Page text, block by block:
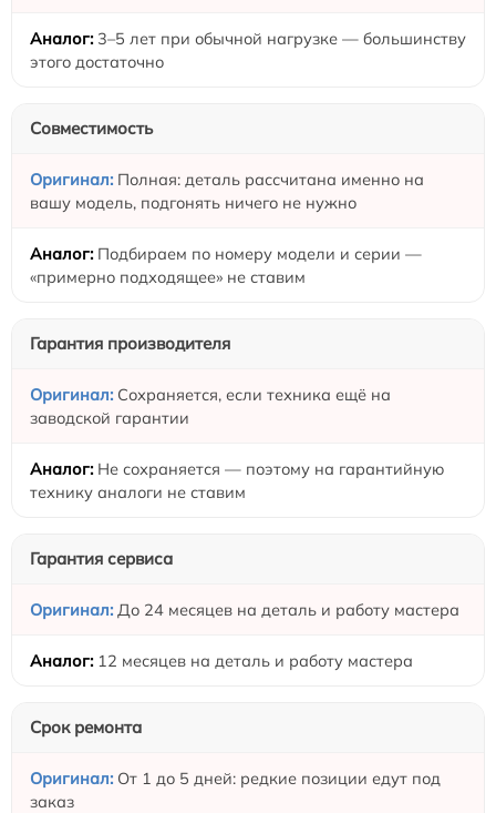
3–5 лет при обычной нагрузке — большинству
этого достаточно
Совместимость
Полная: деталь рассчитана именно на
вашу модель, подгонять ничего не нужно
Подбираем по номеру модели и серии —
«примерно подходящее» не ставим
Гарантия производителя
Сохраняется, если техника ещё на
заводской гарантии
Не сохраняется — поэтому на гарантийную
технику аналоги не ставим
Гарантия сервиса
До 24 месяцев на деталь и работу мастера
12 месяцев на деталь и работу мастера
Срок ремонта
От 1 до 5 дней: редкие позиции едут под
заказ